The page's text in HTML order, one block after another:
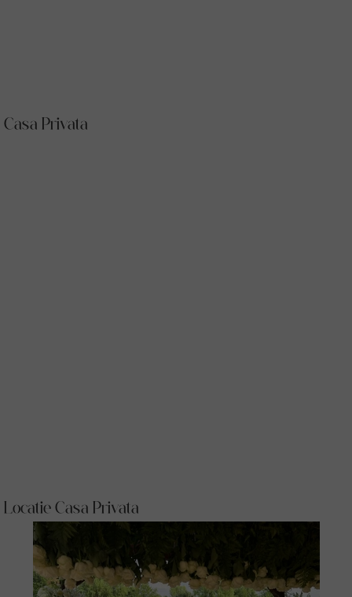
Locatie Casa Privata
Casa Privata